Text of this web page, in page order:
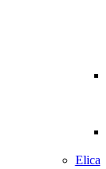
Elica